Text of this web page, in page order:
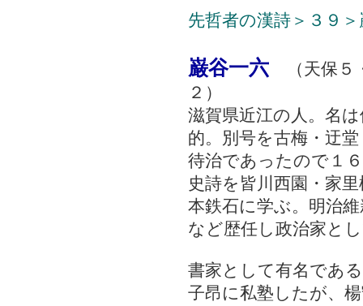
先哲者の漢詩＞３９
巌谷一六
（天保
２）
滋賀県近江の人。名
的。別号を古梅・迂
待治であったので１
史詩を皆川西園・家
本鉄石に学ぶ。明治
など歴任し政治家と
書家として有名であ
子昂に私塾したが、